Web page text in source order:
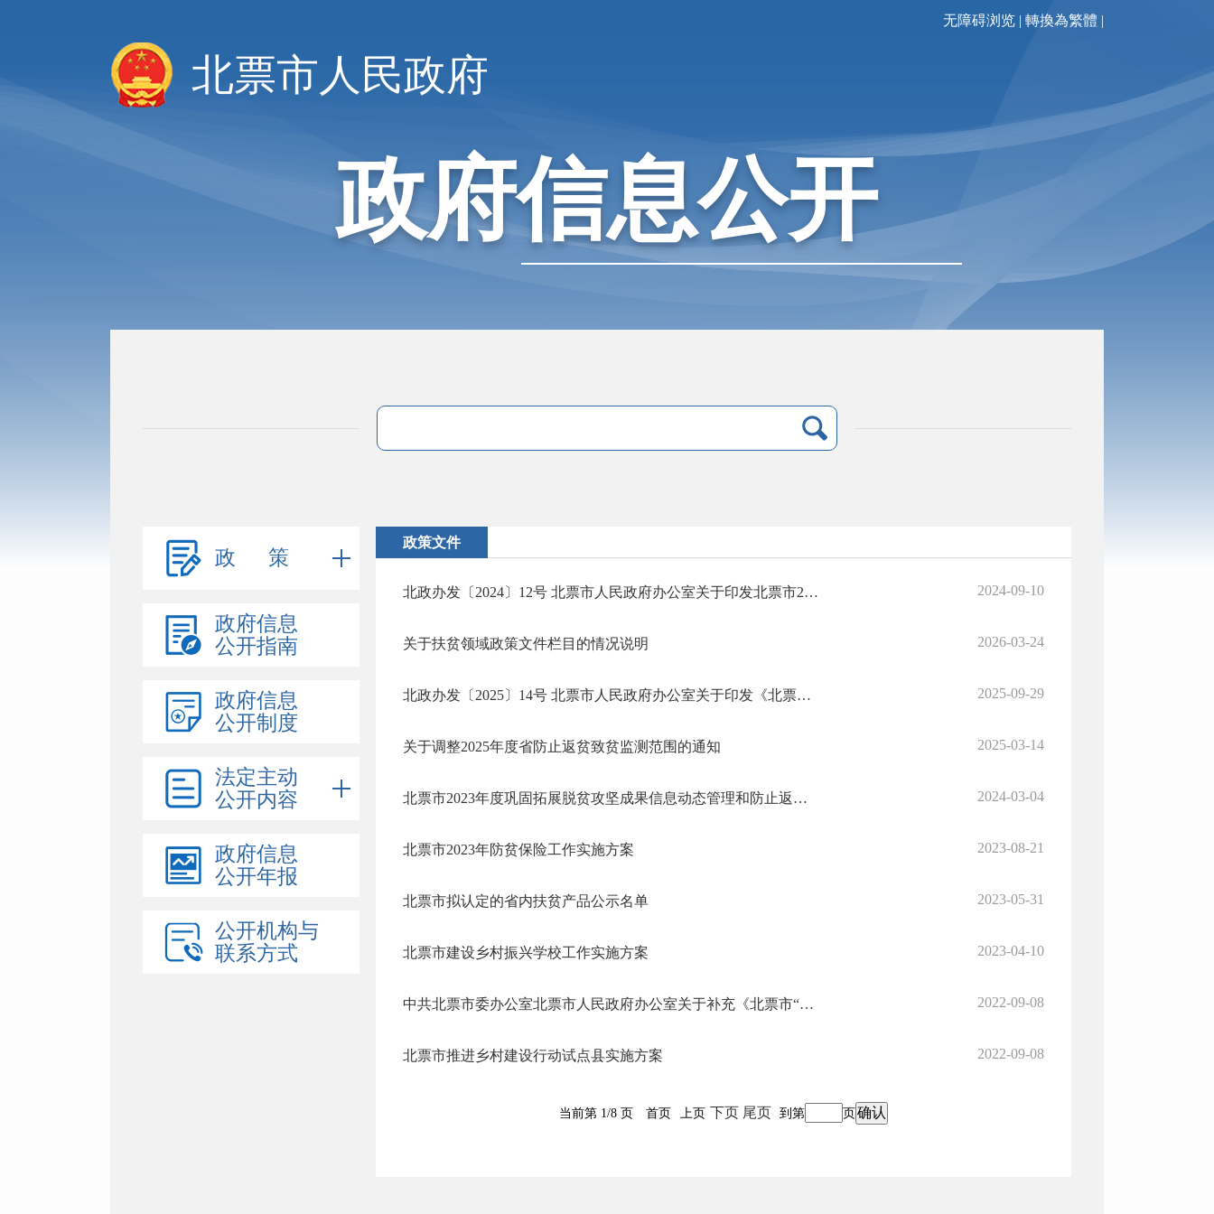
无障碍浏览 | 轉換為繁體 |
北票市人民政府
政府信息公开
政 策
政府信息
公开指南
政府信息
公开制度
法定主动
公开内容
政府信息
公开年报
公开机构与
联系方式
政策文件
北政办发〔2024〕12号 北票市人民政府办公室关于印发北票市2024年衔接推进乡村振兴补助资金及项目管理指导意见的通知 2024-09-10
关于扶贫领域政策文件栏目的情况说明 2026-03-24
北政办发〔2025〕14号 北票市人民政府办公室关于印发《北票市2025年衔接推进乡村振兴补助资金及项目管理指导意见》的通知 2025-09-29
关于调整2025年度省防止返贫致贫监测范围的通知 2025-03-14
北票市2023年度巩固拓展脱贫攻坚成果信息动态管理和防止返贫监测帮扶第二轮排查工作方案 2024-03-04
北票市2023年防贫保险工作实施方案 2023-08-21
北票市拟认定的省内扶贫产品公示名单 2023-05-31
北票市建设乡村振兴学校工作实施方案 2023-04-10
中共北票市委办公室北票市人民政府办公室关于补充《北票市“乡村建设攻坚年”实施方案》相关内容的通知 2022-09-08
北票市推进乡村建设行动试点县实施方案 2022-09-08
当前第 1/8 页 首页 上页 下页 尾页 到第 页